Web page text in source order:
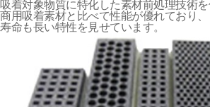
吸着対象物質に特化した素材前処理技術を
商用吸着素材と比べて性能が優れており、
寿命も長い特性を見せています。